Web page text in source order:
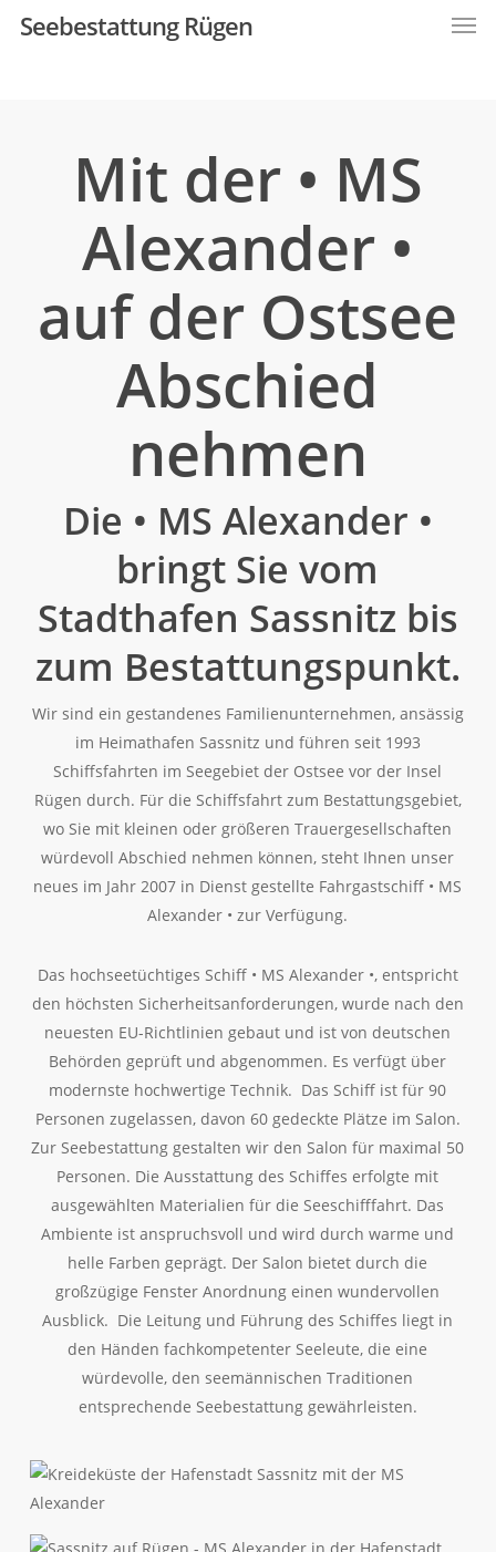
SkipSeebestattung Rügen
Mit der • MS
Alexander •
auf der Ostsee
Abschied
nehmen
Die • MS Alexander •
bringt Sie vom
Stadthafen Sassnitz bis
zum Bestattungspunkt.
Wir sind ein gestandenes Familienunternehmen, ansässig
im Heimathafen Sassnitz und führen seit 1993
Schiffsfahrten im Seegebiet der Ostsee vor der Insel
Rügen durch. Für die Schiffsfahrt zum Bestattungsgebiet,
wo Sie mit kleinen oder größeren Trauergesellschaften
würdevoll Abschied nehmen können, steht Ihnen unser
neues im Jahr 2007 in Dienst gestellte Fahrgastschiff • MS
Alexander • zur Verfügung.
Das hochseetüchtiges Schiff • MS Alexander •, entspricht
den höchsten Sicherheitsanforderungen, wurde nach den
neuesten EU-Richtlinien gebaut und ist von deutschen
Behörden geprüft und abgenommen. Es verfügt über
modernste hochwertige Technik. Das Schiff ist für 90
Personen zugelassen, davon 60 gedeckte Plätze im Salon.
Zur Seebestattung gestalten wir den Salon für maximal 50
Personen. Die Ausstattung des Schiffes erfolgte mit
ausgewählten Materialien für die Seeschifffahrt. Das
Ambiente ist anspruchsvoll und wird durch warme und
helle Farben geprägt. Der Salon bietet durch die
großzügige Fenster Anordnung einen wundervollen
Ausblick. Die Leitung und Führung des Schiffes liegt in
den Händen fachkompetenter Seeleute, die eine
würdevolle, den seemännischen Traditionen
entsprechende Seebestattung gewährleisten.